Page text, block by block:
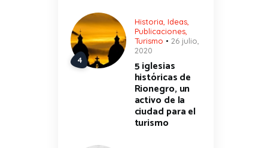
Historia Ideas,
Publicaciones,
Turismo
26 julio,
2020
5 iglesias
históricas de
Rionegro, un
activo de la
ciudad para el
turismo